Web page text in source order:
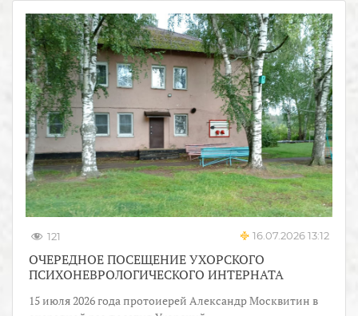
121 16.07.2026 13:12
ОЧЕРЕДНОЕ ПОСЕЩЕНИЕ УХОРСКОГО
ПСИХОНЕВРОЛОГИЧЕСКОГО ИНТЕРНАТА
15 июля 2026 года протоиерей Александр Москвитин в